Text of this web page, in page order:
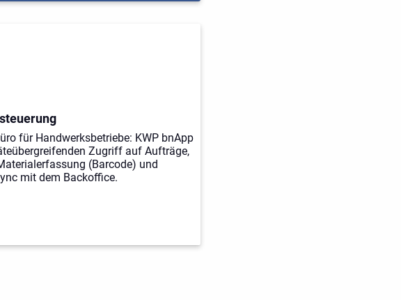
für Handwerksbetriebe: KWP bnApp
Zugriff auf Aufträge,
(Barcode) und
mit dem Backoffice.